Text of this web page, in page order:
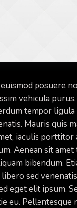
posuere
vehicula
tempor ligula
Mauris quis
iaculis
Aenean sit amet
bibendum.
sed
eget elit ipsum.
eu. Pellentesque